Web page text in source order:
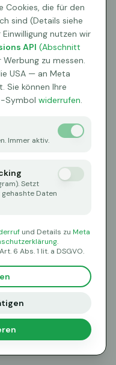
found
Cookies, die für den
sind (Details siehe
Einwilligung nutzen wir
API (Abschnitt
zu messen.
USA — an Meta
Sie können Ihre
Symbol widerrufen.
Immer aktiv.
Setzt
Daten
und Details zu Meta
.
6 Abs. 1 lit. a DSGVO.